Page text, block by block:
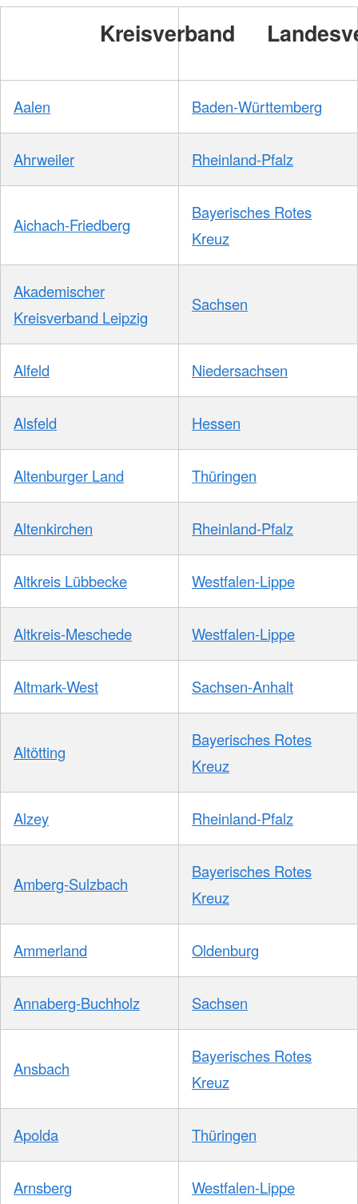
Kreisverband
Aalen Baden-Württemberg
Ahrweiler Rheinland-Pfalz
Aichach-Friedberg
Bayerisches Rotes
Kreuz
Akademischer
Kreisverband Leipzig
Sachsen
Alfeld Niedersachsen
Alsfeld Hessen
Altenburger Land Thüringen
Altenkirchen Rheinland-Pfalz
Altkreis Lübbecke Westfalen-Lippe
Altkreis-Meschede Westfalen-Lippe
Altmark-West Sachsen-Anhalt
Altötting
Bayerisches Rotes
Kreuz
Alzey Rheinland-Pfalz
Amberg-Sulzbach
Bayerisches Rotes
Kreuz
Ammerland Oldenburg
Annaberg-Buchholz Sachsen
Ansbach
Bayerisches Rotes
Kreuz
Apolda Thüringen
Arnsberg Westfalen-Lippe